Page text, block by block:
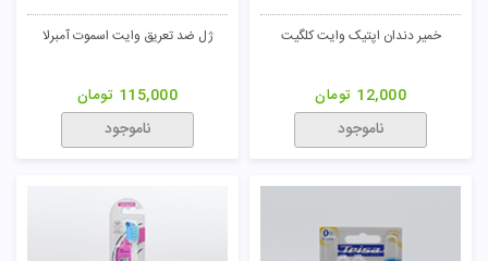
خمیر دندان اپتیک وایت کلگیت
12,000 تومان
ناموجود
ژل ضد تعریق وایت اسموت آمبرلا
115,000 تومان
ناموجود